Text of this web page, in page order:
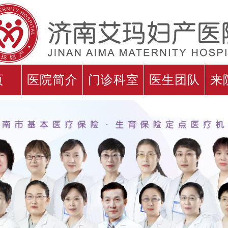
医院简介 门诊科室 医生团队 来